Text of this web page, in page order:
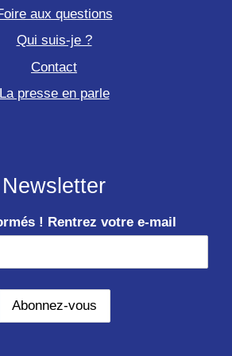
aux questions
Qui suis-je ?
Contact
La presse en parle
Newsletter
! Rentrez votre e-mail